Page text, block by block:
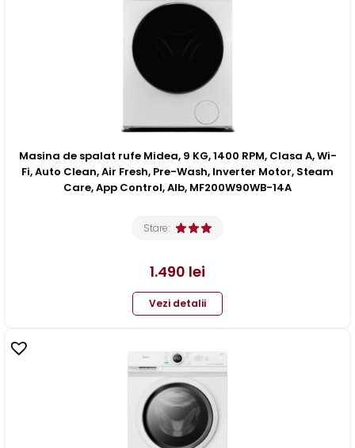
Masina de spalat rufe Midea, 9 KG, 1400 RPM, Clasa A, Wi-
Fi, Auto Clean, Air Fresh, Pre-Wash, Inverter Motor, Steam
Care, App Control, Alb, MF200W90WB-14A
Stare:
1.490 lei
Vezi detalii